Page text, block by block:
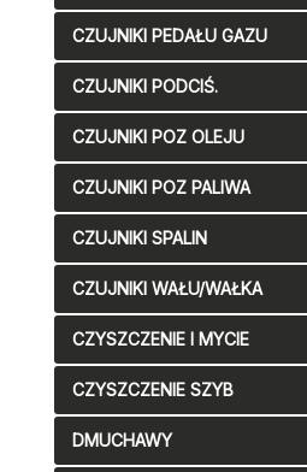
CZUJNIKI PEDAŁU GAZU
CZUJNIKI PODCIŚ.
CZUJNIKI POZ OLEJU
CZUJNIKI POZ PALIWA
CZUJNIKI SPALIN
CZUJNIKI WAŁU/WAŁKA
CZYSZCZENIE I MYCIE
CZYSZCZENIE SZYB
DMUCHAWY